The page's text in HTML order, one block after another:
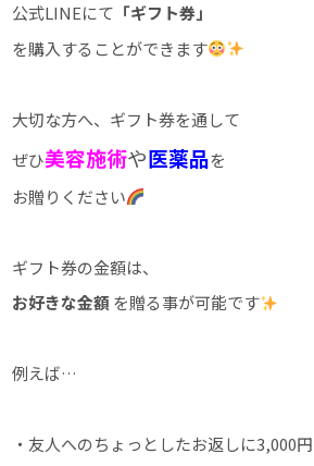
公式LINEにて 「ギフト券」
を購入することができます
大切な方へ、ギフト券を通して
ぜひ美容施術や医薬品を
お贈りください
ギフト券の金額は、
お好きな金額 を贈る事が可能です
例えば…
・友人へのちょっとしたお返しに3,000円